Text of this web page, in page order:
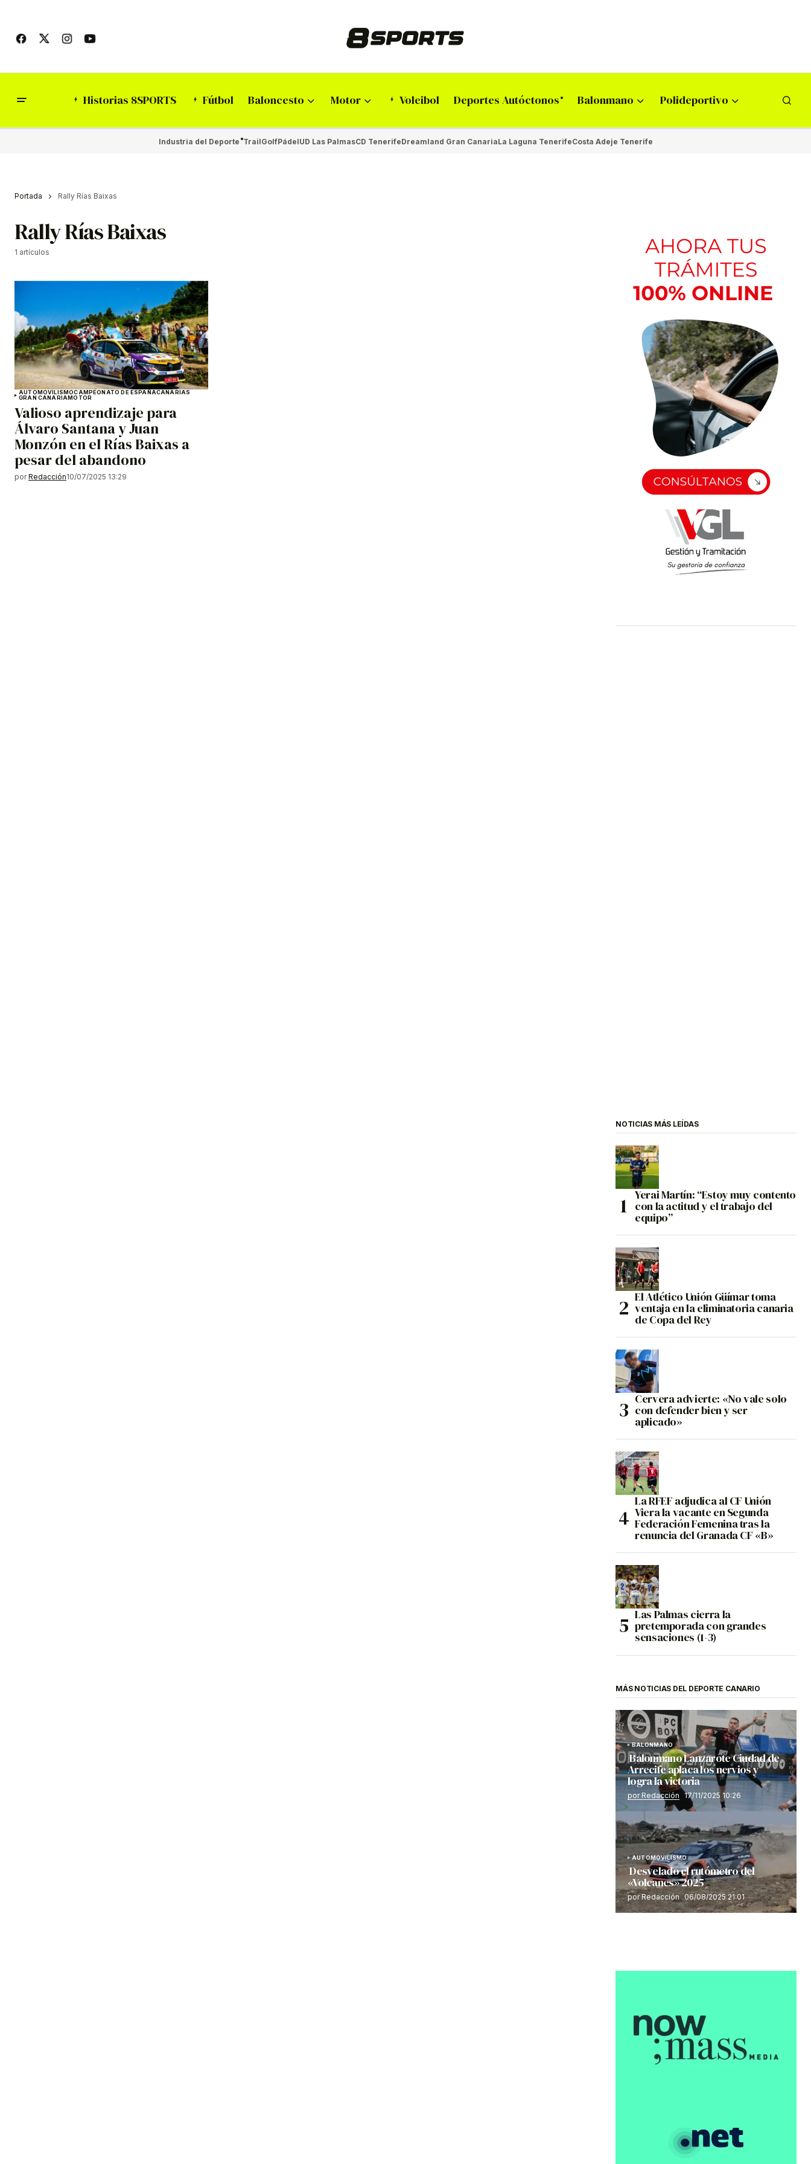
Historias 8SPORTS Fútbol Baloncesto Motor Voleibol Deportes Autóctonos Balonmano Polideportivo
Industria del Deporte TrailGolfPádelUD Las PalmasCD TenerifeDreamland Gran CanariaLa Laguna TenerifeCosta Adeje Tenerife
Portada Rally Rías Baixas
Rally Rías Baixas
1 artículos
AUTOMOVILISMOCAMPEONATO DE ESPAÑACANARIAS
GRAN CANARIAMOTOR
Valioso aprendizaje para
Álvaro Santana y Juan
Monzón en el Rías Baixas a
pesar del abandono
por Redacción10/07/2025 13:29
NOTICIAS MÁS LEÍDAS
Yerai Martín: “Estoy muy contento
con la actitud y el trabajo del
equipo”
El Atlético Unión Güímar toma
ventaja en la eliminatoria canaria
de Copa del Rey
Cervera advierte: «No vale solo
con defender bien y ser
aplicado»
La RFEF adjudica al CF Unión
Viera la vacante en Segunda
Federación Femenina tras la
renuncia del Granada CF «B»
Las Palmas cierra la
pretemporada con grandes
sensaciones (1-3)
MÁS NOTICIAS DEL DEPORTE CANARIO
BALONMANO
Balonmano Lanzarote Ciudad de
Arrecife aplaca los nervios y
logra la victoria
por Redacción 17/11/2025 10:26
AUTOMOVILISMO
Desvelado el rutómetro del
«Volcanes» 2025
por Redacción 06/08/2025 21:01